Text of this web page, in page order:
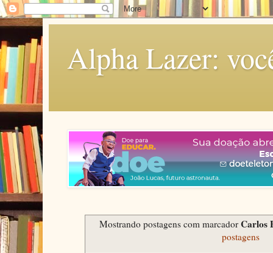
Alpha Lazer:
Mostrando postagens com marcador Carlos
postagens